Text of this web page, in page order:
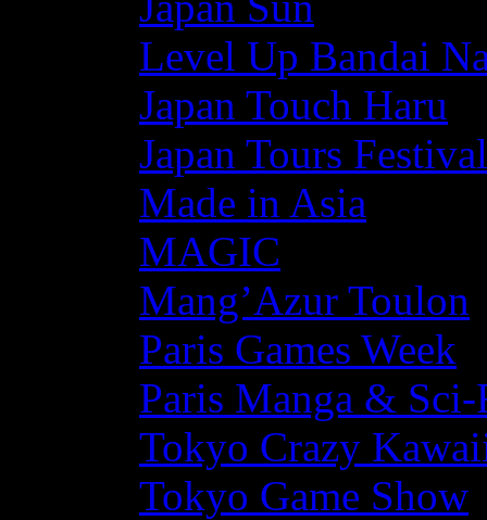
Level Up Bandai
Japan Touch Haru
Japan Tours Festival
Made in Asia
MAGIC
Mang’Azur Toulon
Paris Games Week
Paris Manga &
Tokyo Crazy
Tokyo Game Show